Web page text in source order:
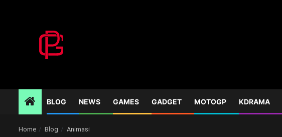
BLOG NEWS GAMES GADGET MOTOGP KDRAMA
Home Blog Animasi